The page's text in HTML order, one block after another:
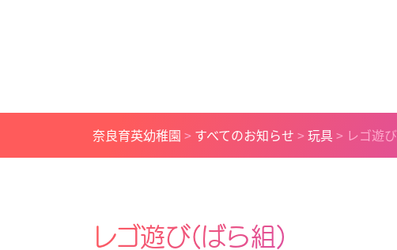
奈良育英幼稚園 > すべてのお知らせ >玩具 > レゴ遊
レゴ遊び(ばら組)